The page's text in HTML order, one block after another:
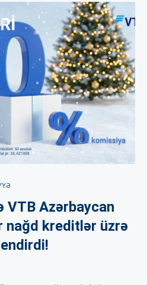
VTB Azərbaycan
nağd kreditlər üzrə